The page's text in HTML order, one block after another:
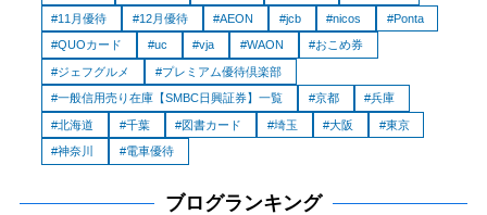
11月優待 12月優待 AEON jcb nicos Ponta
QUOカード uc vja WAON おこめ券
ジェフグルメ プレミアム優待倶楽部
一般信用売り在庫【SMBC日興証券】一覧 京都 兵庫
北海道 千葉 図書カード 埼玉 大阪 東京
神奈川 電車優待
ブログランキング